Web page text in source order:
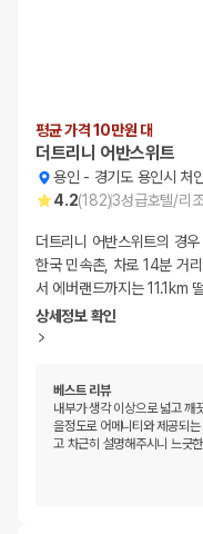
평균 가격 10만원 대
더트리니 어반스위트
용인 - 경기도 용인시 처
4.2(182)3성급호텔/리
더트리니 어반스위트의 경
한국 민속촌, 차로 14분 거
서 에버랜드까지는 11.1km
상세정보 확인
베스트 리뷰
내부가 생각 이상으로 넓고
을정도로 어메니티와 제공되
고 차근히 설명해주시니 느긋